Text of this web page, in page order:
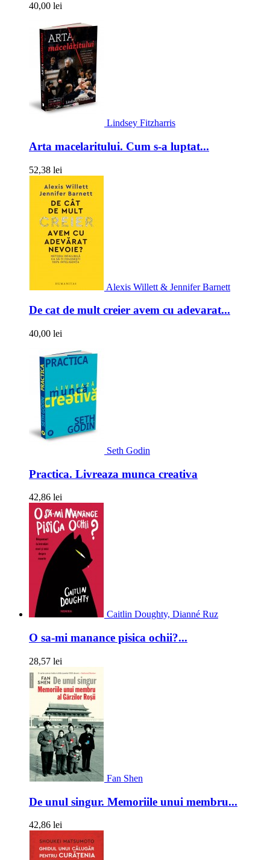
40,00 lei
Lindsey Fitzharris
Arta macelaritului. Cum s-a luptat...
52,38 lei
Alexis Willett & Jennifer Barnett
De cat de mult creier avem cu adevarat...
40,00 lei
Seth Godin
Practica. Livreaza munca creativa
42,86 lei
Caitlin Doughty, Dianné Ruz
O sa-mi manance pisica ochii?...
28,57 lei
Fan Shen
De unul singur. Memoriile unui membru...
42,86 lei